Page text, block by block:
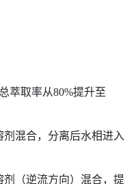
萃取率从80%提升至
混合，分离后水相进入
（逆流方向）混合，提